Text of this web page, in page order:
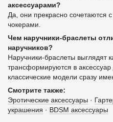
аксессуарами?
Да, они прекрасно сочетаются
чокерами.
Чем наручники-браслеты
наручников?
Наручники-браслеты выглядят
трансформируются в аксессуар
классические модели сразу
Смотрите также:
Эротические аксессуары ·
украшения · BDSM аксессуары